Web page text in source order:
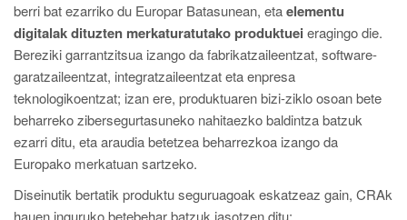
berri bat ezarriko du Europar Batasunean, etaelementu
digitalak dituzten merkaturatutako produktuei eragingo die.
Bereziki garrantzitsua izango da fabrikatzaileentzat, software-
garatzaileentzat, integratzaileentzat eta enpresa
teknologikoentzat; izan ere, produktuaren bizi-ziklo osoan bete
beharreko zibersegurtasuneko nahitaezko baldintza batzuk
ezarri ditu, eta araudia betetzea beharrezkoa izango da
Europako merkatuan sartzeko.
Diseinutik bertatik produktu seguruagoak eskatzeaz gain, CRAk
hauen inguruko betebehar batzuk jasotzen ditu: